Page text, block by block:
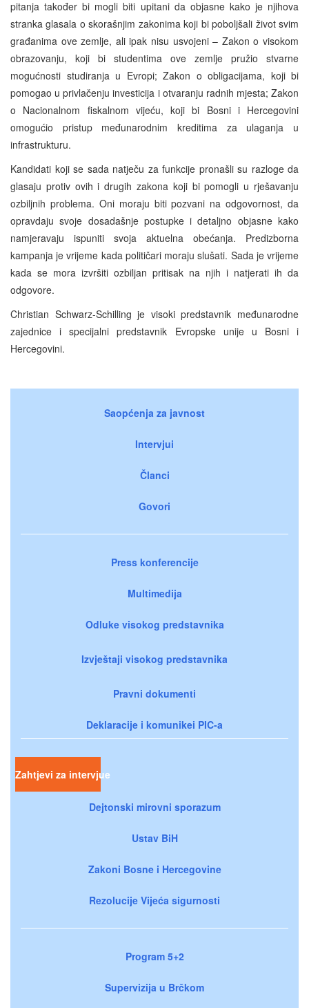
pitanja također bi mogli biti upitani da objasne kako je njihova
stranka glasala o skorašnjim zakonima koji bi poboljšali život svim
građanima ove zemlje, ali ipak nisu usvojeni – Zakon o visokom
obrazovanju, koji bi studentima ove zemlje pružio stvarne
mogućnosti studiranja u Evropi; Zakon o obligacijama, koji bi
pomogao u privlačenju investicija i otvaranju radnih mjesta; Zakon
o Nacionalnom fiskalnom vijeću, koji bi Bosni i Hercegovini
omogućio pristup međunarodnim kreditima za ulaganja u
infrastrukturu.
Kandidati koji se sada natječu za funkcije pronašli su razloge da
glasaju protiv ovih i drugih zakona koji bi pomogli u rješavanju
ozbiljnih problema. Oni moraju biti pozvani na odgovornost, da
opravdaju svoje dosadašnje postupke i detaljno objasne kako
namjeravaju ispuniti svoja aktuelna obećanja. Predizborna
kampanja je vrijeme kada političari moraju slušati. Sada je vrijeme
kada se mora izvršiti ozbiljan pritisak na njih i natjerati ih da
odgovore.
Christian Schwarz-Schilling je visoki predstavnik međunarodne
zajednice i specijalni predstavnik Evropske unije u Bosni i
Hercegovini.
Saopćenja za javnost
Intervjui
Članci
Govori
Press konferencije
Multimedija
Odluke visokog predstavnika
Izvještaji visokog predstavnika
Pravni dokumenti
Deklaracije i komunikei PIC-a
Zahtjevi za intervjue
Dejtonski mirovni sporazum
Ustav BiH
Zakoni Bosne i Hercegovine
Rezolucije Vijeća sigurnosti
Program 5+2
Supervizija u Brčkom